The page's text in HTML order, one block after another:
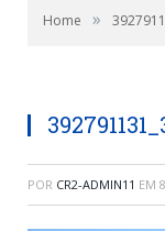
Home »
POR CR2-ADMIN11 EM